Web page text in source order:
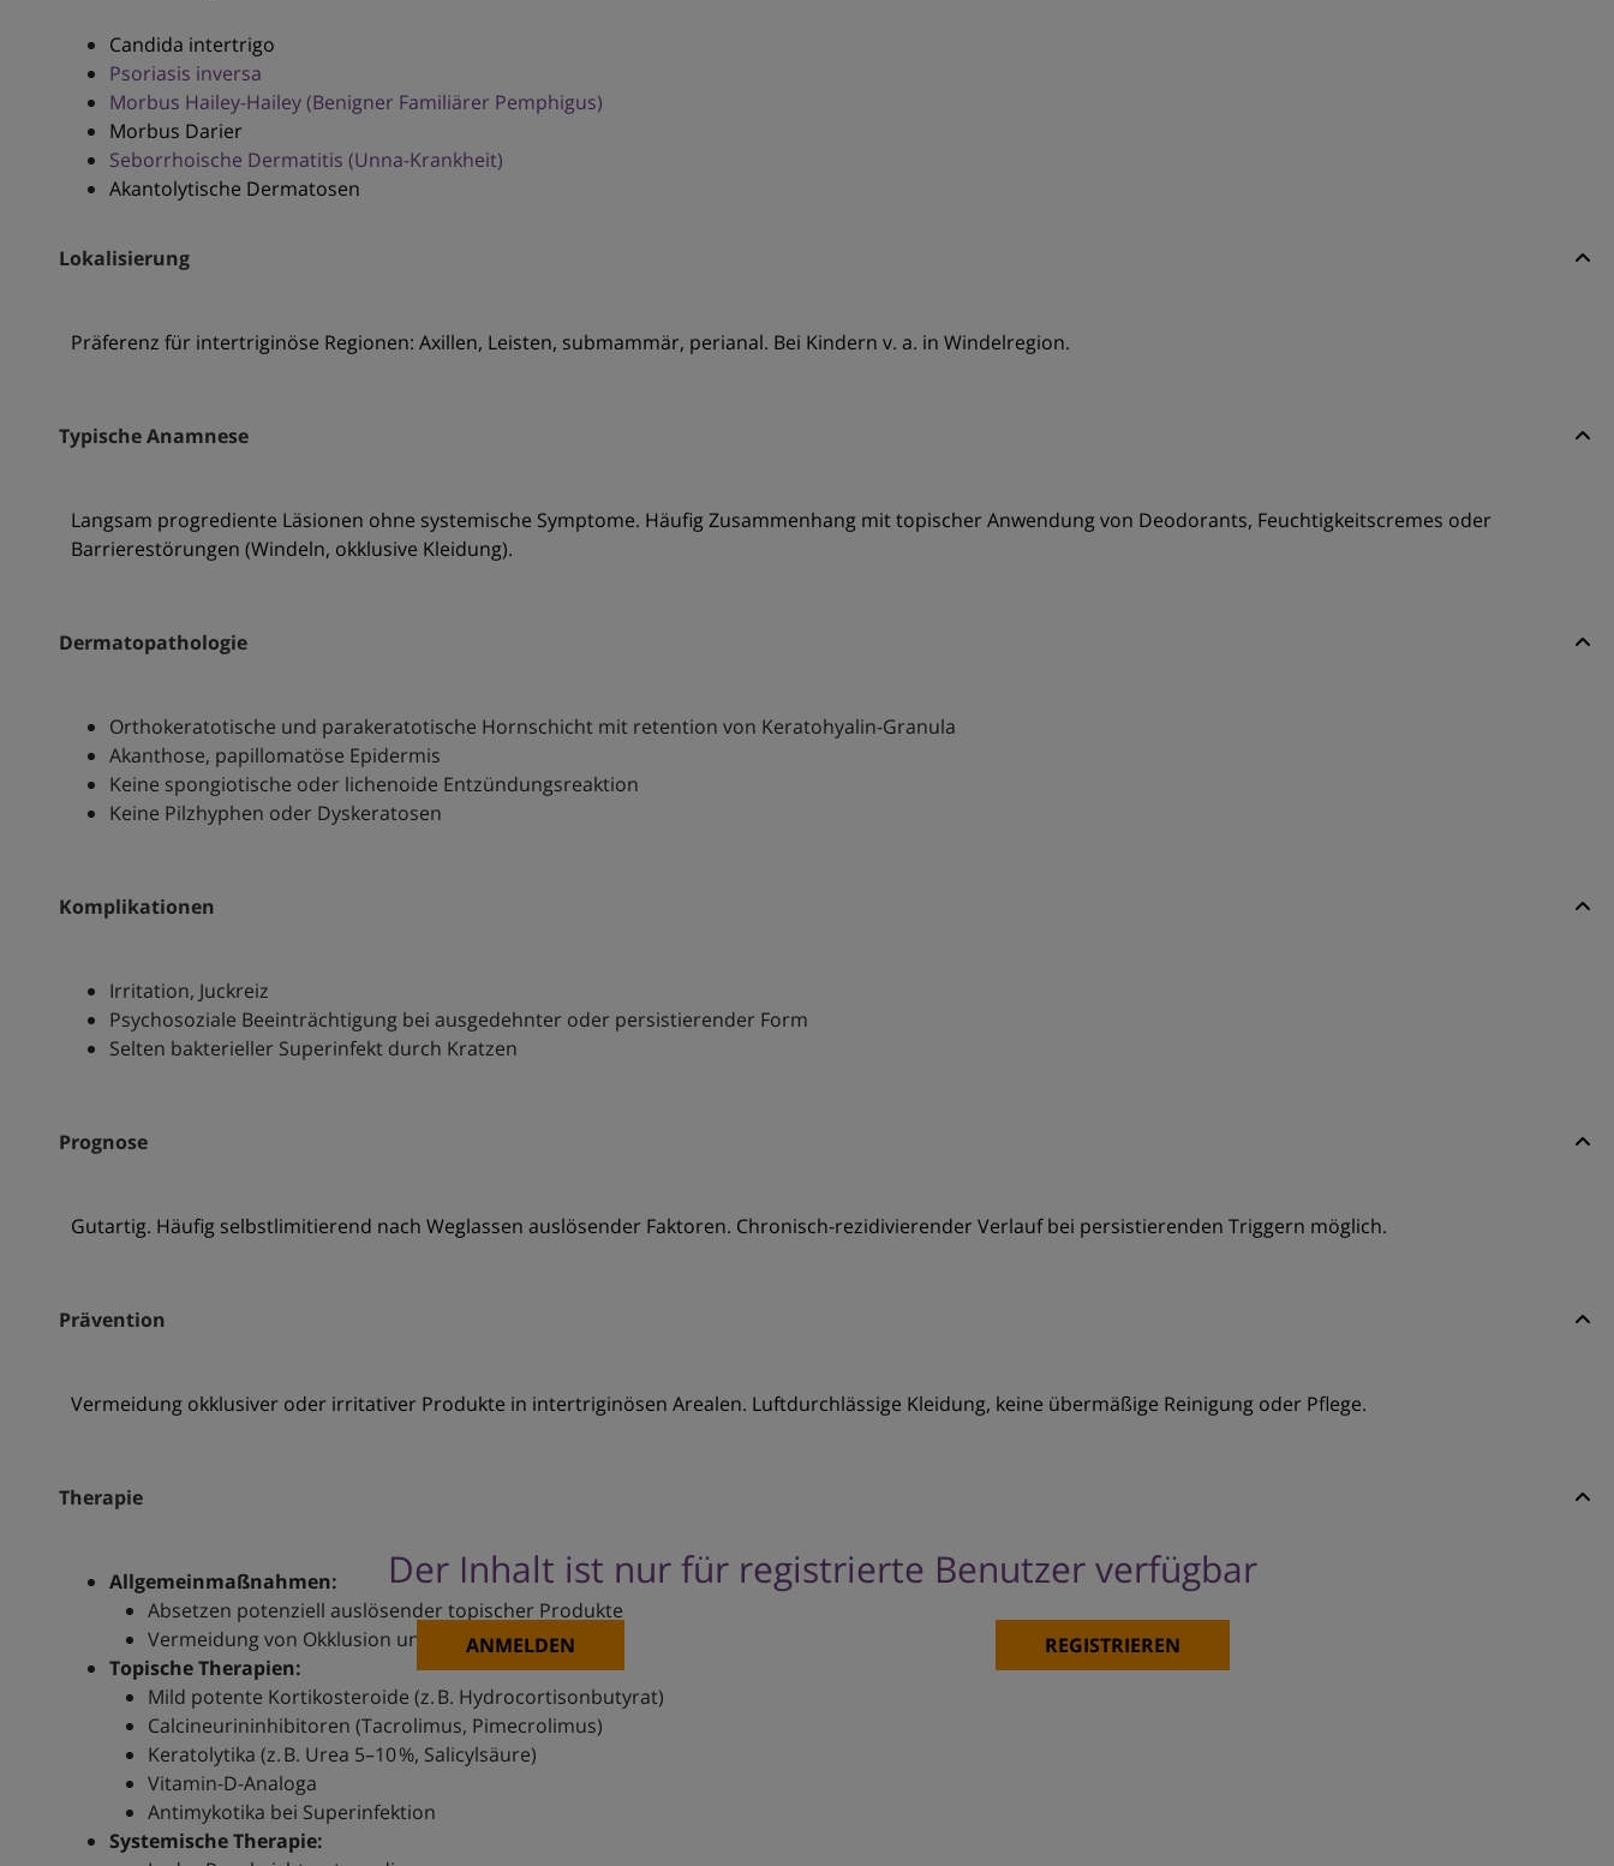
Candida intertrigo
Psoriasis inversa
Morbus Hailey-Hailey (Benigner Familiärer Pemphigus)
Morbus Darier
Seborrhoische Dermatitis (Unna-Krankheit)
Akantolytische Dermatosen
Lokalisierung
Präferenz für intertriginöse Regionen: Axillen, Leisten, submammär, perianal. Bei Kindern v. a. in Windelregion.
Typische Anamnese
Langsam progrediente Läsionen ohne systemische Symptome. Häufig Zusammenhang mit topischer Anwendung von Deodorants, Feuchtigkeitscremes oder
Barrierestörungen (Windeln, okklusive Kleidung).
Dermatopathologie
Orthokeratotische und parakeratotische Hornschicht mit retention von Keratohyalin-Granula
Akanthose, papillomatöse Epidermis
Keine spongiotische oder lichenoide Entzündungsreaktion
Keine Pilzhyphen oder Dyskeratosen
Komplikationen
Irritation, Juckreiz
Psychosoziale Beeinträchtigung bei ausgedehnter oder persistierender Form
Selten bakterieller Superinfekt durch Kratzen
Prognose
Gutartig. Häufig selbstlimitierend nach Weglassen auslösender Faktoren. Chronisch-rezidivierender Verlauf bei persistierenden Triggern möglich.
Prävention
Vermeidung okklusiver oder irritativer Produkte in intertriginösen Arealen. Luftdurchlässige Kleidung, keine übermäßige Reinigung oder Pflege.
Therapie
Der Inhalt ist nur für registrierte Benutzer verfügbar
ANMELDEN REGISTRIEREN
Allgemeinmaßnahmen:
Absetzen potenziell auslösender topischer Produkte
Vermeidung von Okklusion und Feuchtigkeit
Topische Therapien:
Mild potente Kortikosteroide (z. B. Hydrocortisonbutyrat)
Calcineurininhibitoren (Tacrolimus, Pimecrolimus)
Keratolytika (z. B. Urea 5–10 %, Salicylsäure)
Vitamin-D-Analoga
Antimykotika bei Superinfektion
Systemische Therapie: